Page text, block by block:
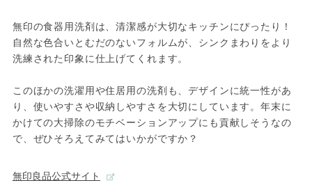
無印の食器用洗剤は、清潔感が大切なキッチンにぴったり！
自然な色合いとむだのないフォルムが、シンクまわりをより
洗練された印象に仕上げてくれます。
このほかの洗濯用や住居用の洗剤も、デザインに統一性があ
り、使いやすさや収納しやすさを大切にしています。年末に
かけての大掃除のモチベーションアップにも貢献しそうなの
で、ぜひそろえてみてはいかがですか？
無印良品公式サイト